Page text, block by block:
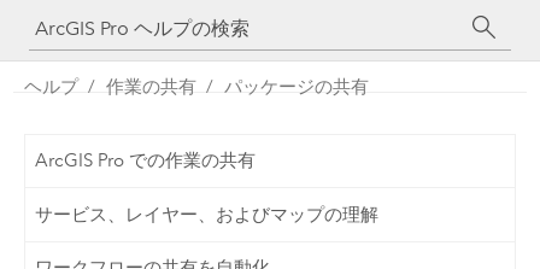
に
レ
ン
ス
ヘルプ 作業の共有 パッケージの共有
ArcGIS Pro での作業の共有
サービス、レイヤー、およびマップの理解